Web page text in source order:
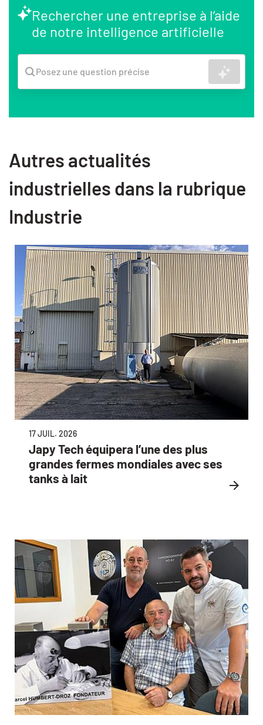
Rechercher une entreprise à l’aide
de notre intelligence artificielle
Posez une question précise
Autres actualités
industrielles dans la rubrique
Industrie
17 JUIL. 2026
Japy Tech équipera l’une des plus
grandes fermes mondiales avec ses
tanks à lait